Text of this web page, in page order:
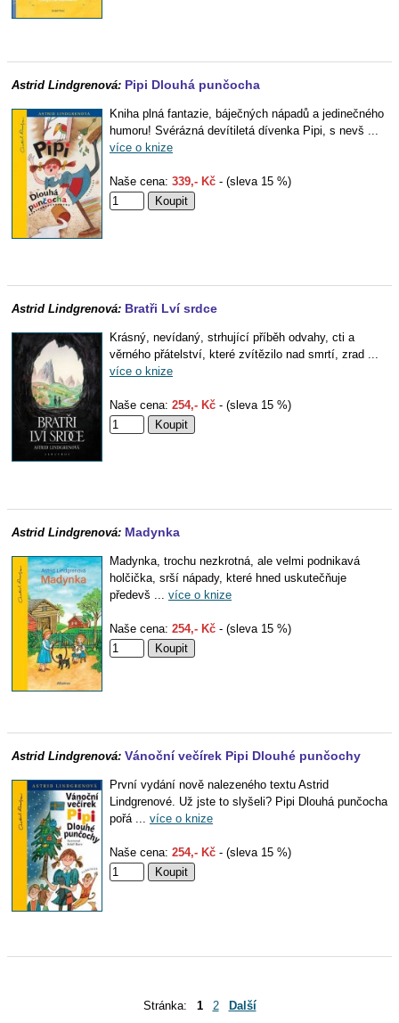
Astrid Lindgrenová: Pipi Dlouhá punčocha
Kniha plná fantazie, báječných nápadů a jedinečného
humoru! Svérázná devítiletá dívenka Pipi, s nevš ...
více o knize
Naše cena: 339,- Kč - (sleva 15 %)
Astrid Lindgrenová: Bratři Lví srdce
Krásný, nevídaný, strhující příběh odvahy, cti a
věrného přátelství, které zvítězilo nad smrtí, zrad ...
více o knize
Naše cena: 254,- Kč - (sleva 15 %)
Astrid Lindgrenová: Madynka
Madynka, trochu nezkrotná, ale velmi podnikavá
holčička, srší nápady, které hned uskutečňuje
předevš ... více o knize
Naše cena: 254,- Kč - (sleva 15 %)
Astrid Lindgrenová: Vánoční večírek Pipi Dlouhé punčochy
První vydání nově nalezeného textu Astrid
Lindgrenové. Už jste to slyšeli? Pipi Dlouhá punčocha
pořá ... více o knize
Naše cena: 254,- Kč - (sleva 15 %)
Stránka: 1 2 Další